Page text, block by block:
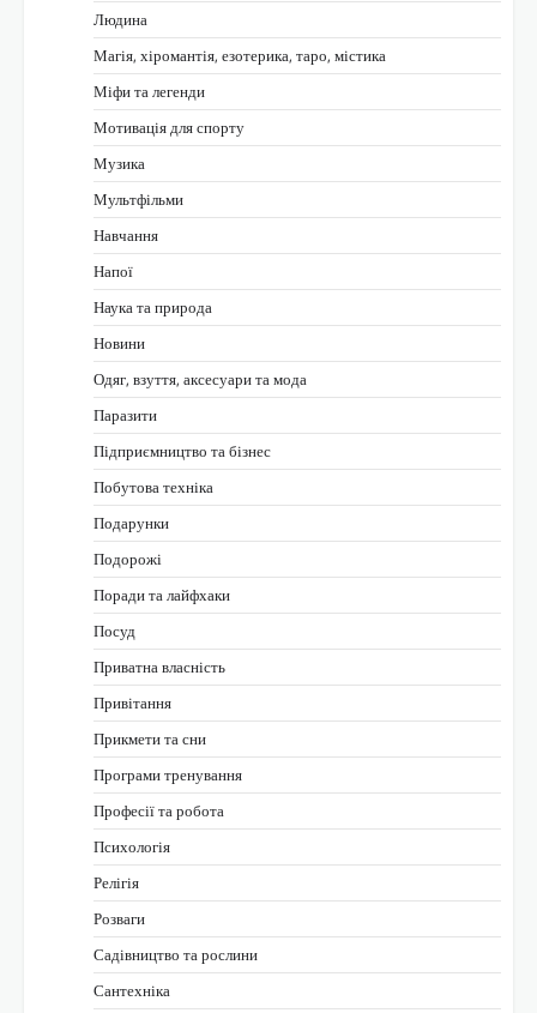
Людина
Магія, хіромантія, езотерика, таро, містика
Міфи та легенди
Мотивація для спорту
Музика
Мультфільми
Навчання
Напої
Наука та природа
Новини
Одяг, взуття, аксесуари та мода
Паразити
Підприємництво та бізнес
Побутова техніка
Подарунки
Подорожі
Поради та лайфхаки
Посуд
Приватна власність
Привітання
Прикмети та сни
Програми тренування
Професії та робота
Психологія
Релігія
Розваги
Садівництво та рослини
Сантехніка